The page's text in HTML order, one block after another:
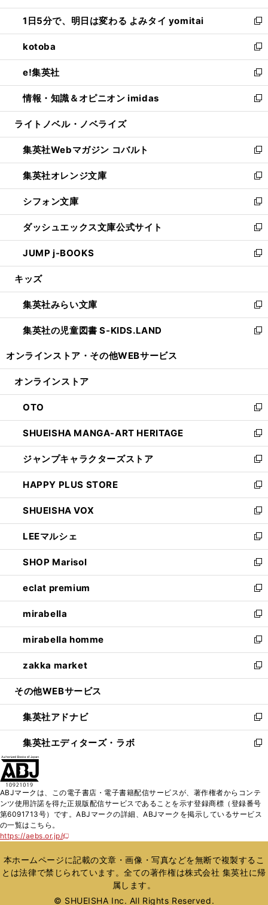
ウ
で
開
く
ン
ド
ウ
で
開
く
ウ
ィ
ン
ド
ウ
で
開
く
し
い
ウ
ィ
ン
ド
ウ
で
開
1日5分で、明日は変わる よみタイ yomitai
新
し
い
ウ
ィ
ン
ド
ウ
開
く
kotoba
新
し
い
ウ
ィ
ン
ウ
で
開
く
e!集英社
新
し
い
ウ
ン
ド
ウ
で
開
く
情報・知識＆オピニオン imidas
新
し
ウ
ィ
ン
ド
ウ
で
開
く
ライトノベル・ノベライズ
集英社Webマガジン コバルト
新
し
い
ウ
ィ
ン
ド
ウ
で
開
集英社オレンジ文庫
新
し
い
ウ
ィ
ン
ド
ウ
開
く
シフォン文庫
新
し
い
ウ
ィ
ン
ウ
で
開
く
ダッシュエックス文庫公式サイト
新
し
い
ウ
ン
ド
ウ
で
JUMP j-BOOKS
新
し
ウ
ィ
ン
ド
開
キッズ
集英社みらい文庫
新
し
い
ン
ウ
で
開
く
集英社の児童図書 S-KIDS.LAND
新
ウ
ン
ド
ウ
で
開
く
オンラインストア・ その他WEBサービス
オンラインストア
OTO
新
し
い
ウ
ィ
ン
ド
ウ
で
開
く
SHUEISHA MANGA-ART HERITAGE
新
し
い
ウ
ィ
ン
ド
ウ
で
開
く
ジャンプキャラクターズストア
新
し
い
ウ
ィ
ン
ド
ウ
で
開
く
HAPPY PLUS STORE
新
し
い
ウ
ィ
ン
ド
ウ
で
開
く
SHUEISHA VOX
新
し
い
ウ
ィ
ン
ド
ウ
で
開
く
LEEマルシェ
新
し
い
ウ
ィ
ン
ド
ウ
で
開
く
SHOP Marisol
新
し
い
ウ
ィ
ン
ド
ウ
で
開
eclat premium
新
し
い
ウ
ィ
ン
ド
ウ
開
く
mirabella
新
し
い
ウ
ィ
ン
ウ
で
開
く
mirabella homme
新
し
い
ウ
ン
ド
ウ
で
zakka market
新
し
ウ
ィ
ン
ド
く
その他WEBサービス
集英社アドナビ
新
し
い
ド
ウ
で
集英社エディターズ・ラボ
新
ィ
ン
ド
開
く
ABJマークは、この電子書店・電子書籍配信サービスが、著作権者からコンテ
ンツ使用許諾を得た正規版配信サービスであることを示す登録商標（登録番号
第6091713号）です。ABJマークの詳細、ABJマークを掲示しているサービス
の一覧はこちら。
https://aebs.or.jp/
新
い
ウ
ィ
本ホームページに記載の文章・画像・写真などを無断で複製するこ
とは法律で禁じられています。全ての著作権は株式会社 集英社に帰
属します。
© SHUEISHA Inc. All Rights Reserved.